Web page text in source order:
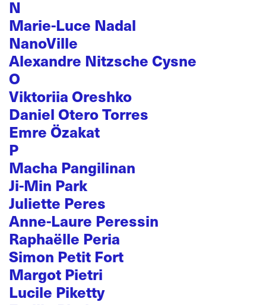
N
Marie-Luce Nadal
NanoVille
Alexandre Nitzsche Cysne
O
Viktoriia Oreshko
Daniel Otero Torres
Emre Özakat
P
Macha Pangilinan
Ji-Min Park
Juliette Peres
Anne-Laure Peressin
Raphaëlle Peria
Simon Petit Fort
Margot Pietri
Lucile Piketty